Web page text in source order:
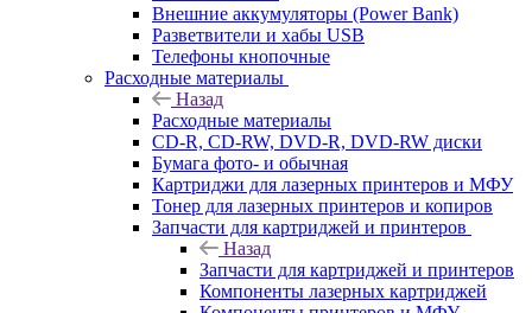
Внешние аккумуляторы (Power Bank)
Разветвители и хабы USB
Телефоны кнопочные
Расходные материалы
Назад
Расходные материалы
CD-R, CD-RW, DVD-R, DVD-RW диски
Бумага фото- и обычная
Картриджи для лазерных принтеров и МФУ
Тонер для лазерных принтеров и копиров
Запчасти для картриджей и принтеров
Назад
Запчасти для картриджей и принтеров
Компоненты лазерных картриджей